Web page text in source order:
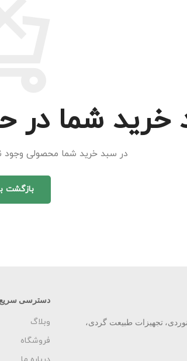
خرید شما در
در سبد خرید شما محصولی وجود
بازگشت
تجهیزات طبیعت گردی،
دسترسی
وبلاگ
فروشگاه